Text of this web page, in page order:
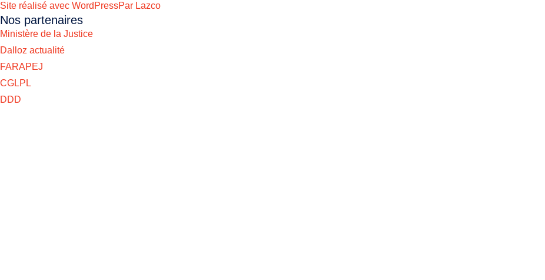
Site réalisé avec WordPressPar Lazco
Nos partenaires
Ministère de la Justice
Dalloz actualité
FARAPEJ
CGLPL
DDD